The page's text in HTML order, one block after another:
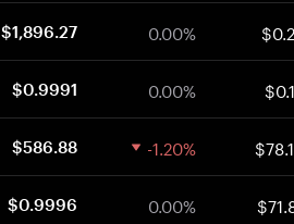
$1,896.27 0.00%
$0.9991 0.00%
$586.88 -1.20%
$0.9996 0.00%